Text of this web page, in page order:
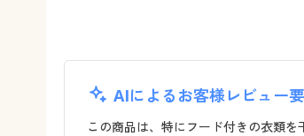
AIによるお客様レビュー
この商品は、特にフード付きの衣類